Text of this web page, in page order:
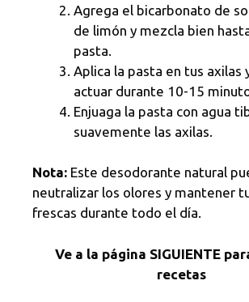
Agrega el bicarbonato de
de limón y mezcla bien
pasta.
Aplica la pasta en tus axilas
actuar durante 10-15
Enjuaga la pasta con agua
suavemente las axilas.
Nota: Este desodorante natural
neutralizar los olores y mantener
frescas durante todo el día.
Ve a la página SIGUIENTE
recetas